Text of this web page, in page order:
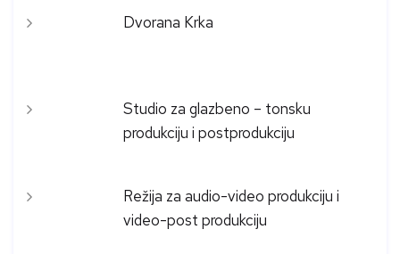
Dvorana Krka
Studio za glazbeno – tonsku
produkciju i postprodukciju
Režija za audio-video produkciju i
video-post produkciju